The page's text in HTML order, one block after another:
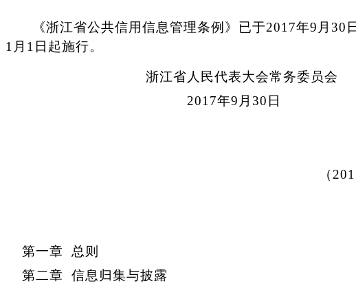
《浙江省公共信用信息管理条例》已于2017年9月
1月1日起施行。
浙江省人民代表大会常务委员会
2017年9月30日
（
第一章 总则
第二章 信息归集与披露